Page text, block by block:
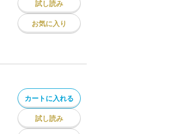
試し読み
お気に入り
カートに入れる
試し読み